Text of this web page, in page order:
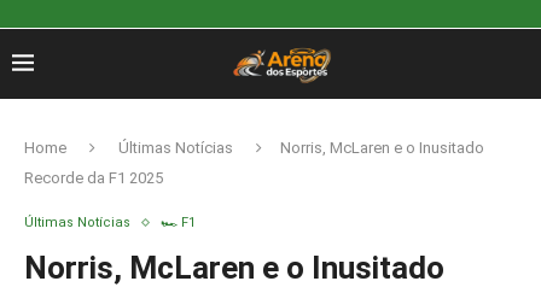
Home Últimas Notícias
Norris, McLaren e o Inusitado
Recorde da F1 2025
Últimas Notícias 🏎️ F1
Norris, McLaren e o Inusitado